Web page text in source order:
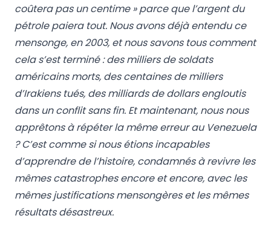
coûtera pas un centime » parce que l’argent du
pétrole paiera tout. Nous avons déjà entendu ce
mensonge, en 2003, et nous savons tous comment
cela s’est terminé : des milliers de soldats
américains morts, des centaines de milliers
d’Irakiens tués, des milliards de dollars engloutis
dans un conflit sans fin. Et maintenant, nous nous
apprêtons à répéter la même erreur au Venezuela
? C’est comme si nous étions incapables
d’apprendre de l’histoire, condamnés à revivre les
mêmes catastrophes encore et encore, avec les
mêmes justifications mensongères et les mêmes
résultats désastreux.